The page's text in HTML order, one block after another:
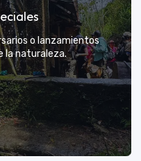
mejor guía para tu
o lanzamientos
la naturaleza.